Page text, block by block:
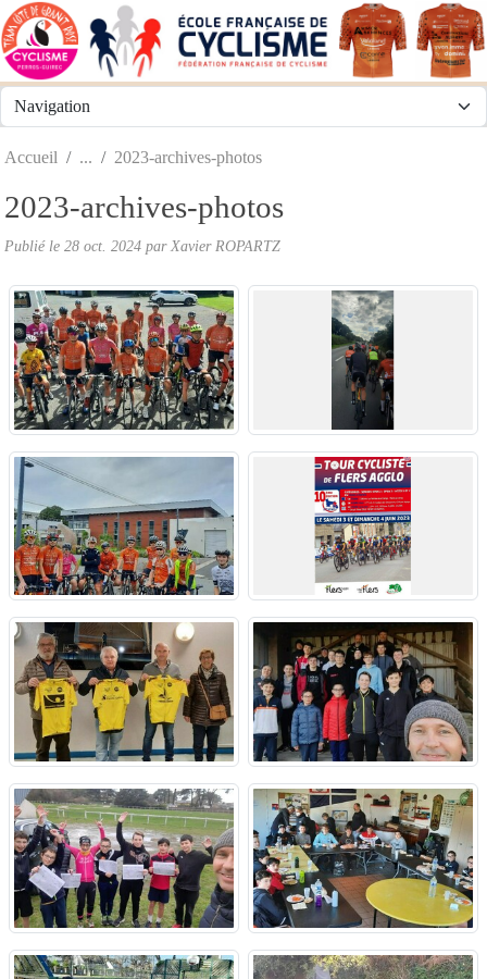
Accueil 2023-archives-photos
2023-archives-photos
Publié le 28 oct. 2024 par Xavier ROPARTZ
Panneau de gestion des cookies